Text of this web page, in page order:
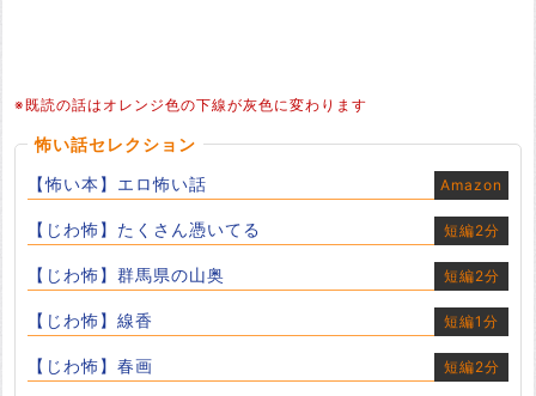
※既読の話はオレンジ色の下線が灰色に変わります
怖い話セレクション
【怖い本】エロ怖い話
Amazon
【じわ怖】たくさん憑いてる 短編2分
【じわ怖】群馬県の山奥 短編2分
【じわ怖】線香 短編1分
【じわ怖】春画 短編2分